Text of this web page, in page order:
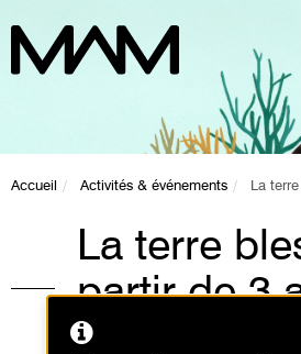
Accueil Activités & événements La
La terre
partir de 3
Animations /